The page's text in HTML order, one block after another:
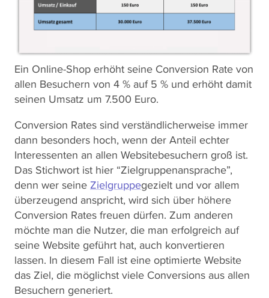
Ein Online-Shop erhöht seine Conversion Rate von
allen Besuchern von 4 % auf 5 % und erhöht damit
seinen Umsatz um 7.500 Euro.
Conversion Rates sind verständlicherweise immer
dann besonders hoch, wenn der Anteil echter
Interessenten an allen Websitebesuchern groß ist.
Das Stichwort ist hier “Zielgruppenansprache”,
denn wer seine Zielgruppegezielt und vor allem
überzeugend anspricht, wird sich über höhere
Conversion Rates freuen dürfen. Zum anderen
möchte man die Nutzer, die man erfolgreich auf
seine Website geführt hat, auch konvertieren
lassen. In diesem Fall ist eine optimierte Website
das Ziel, die möglichst viele Conversions aus allen
Besuchern generiert.